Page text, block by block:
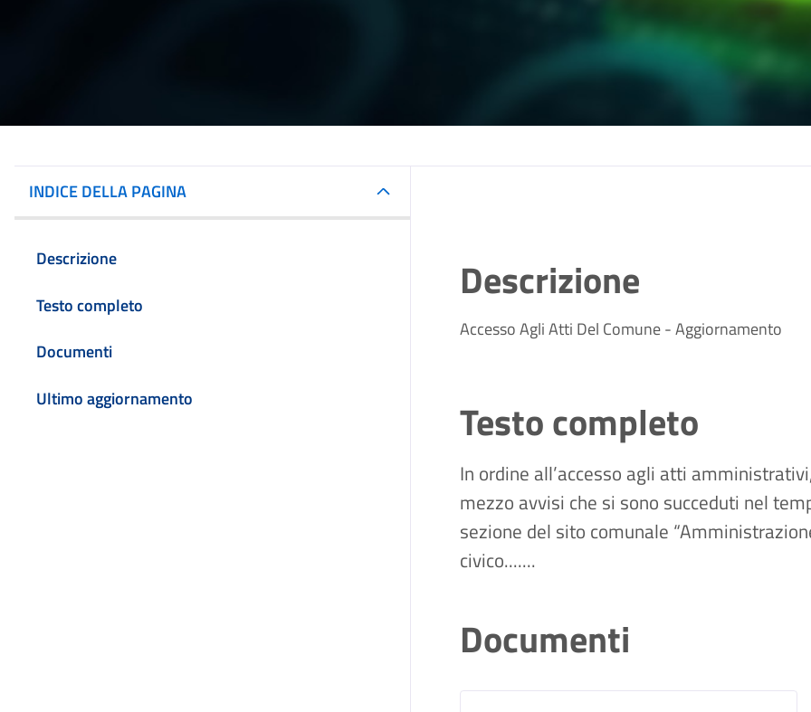
INDICE DELLA PAGINA
Descrizione
Testo completo
Documenti
Ultimo aggiornamento
Descrizione
Accesso Agli Atti Del Comune - Aggiornamento
Testo completo
In ordine all’accesso agli atti
mezzo avvisi che si sono succeduti nel
sezione del sito comunale
civico.......
Documenti